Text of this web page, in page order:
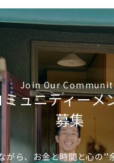
Join Our
ミュニティーメ
募集
がら、お金と時間と心の’’